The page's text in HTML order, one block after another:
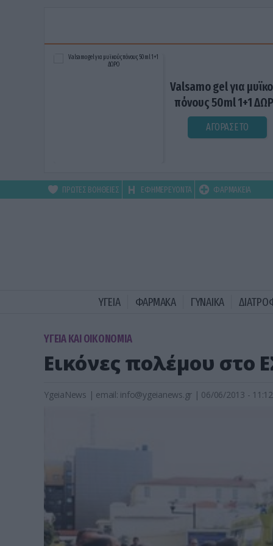
Valsamo gel για
πόνους 50ml 1+1
ΑΓΟΡΑΣΕ ΤΟ
ΠΡΩΤΕΣ ΒΟΗΘΕΙΕΣ ΕΦΗΜΕΡΕΥΟΝΤΑ ΦΑΡΜΑΚΕΙΑ
ΥΓΕΙΑ ΦΑΡΜΑΚΑ ΓΥΝΑΙΚΑ
ΥΓΕΙΑ ΚΑΙ ΟΙΚΟΝΟΜΙΑ
Εικόνες πολέμου στο
YgeiaNews | email: info@ygeianews.gr | 06/06/2013 - 11:12